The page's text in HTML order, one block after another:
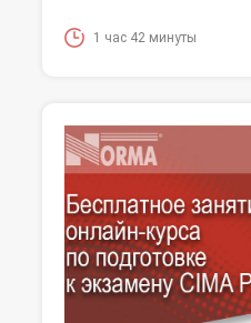
1 час 42 минуты